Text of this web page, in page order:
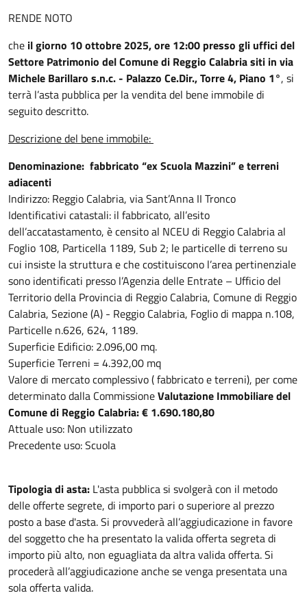
RENDE NOTO
che il giorno 10 ottobre 2025, ore 12:00 presso gli uffici del
Settore Patrimonio del Comune di Reggio Calabria siti in via
Michele Barillaro s.n.c. - Palazzo Ce.Dir., Torre 4, Piano 1°, si
terrà l’asta pubblica per la vendita del bene immobile di
seguito descritto.
Descrizione del bene immobile:
Denominazione: fabbricato “ex Scuola Mazzini” e terreni
adiacenti
Indirizzo: Reggio Calabria, via Sant’Anna II Tronco
Identificativi catastali: il fabbricato, all’esito
dell’accatastamento, è censito al NCEU di Reggio Calabria al
Foglio 108, Particella 1189, Sub 2; le particelle di terreno su
cui insiste la struttura e che costituiscono l’area pertinenziale
sono identificati presso l’Agenzia delle Entrate – Ufficio del
Territorio della Provincia di Reggio Calabria, Comune di Reggio
Calabria, Sezione (A) - Reggio Calabria, Foglio di mappa n.108,
Particelle n.626, 624, 1189.
Superficie Edificio: 2.096,00 mq.
Superficie Terreni = 4.392,00 mq
Valore di mercato complessivo ( fabbricato e terreni), per come
determinato dalla CommissioneValutazione Immobiliare del
Comune di Reggio Calabria: € 1.690.180,80
Attuale uso: Non utilizzato
Precedente uso: Scuola
Tipologia di asta: L'asta pubblica si svolgerà con il metodo
delle offerte segrete, di importo pari o superiore al prezzo
posto a base d'asta. Si provvederà all’aggiudicazione in favore
del soggetto che ha presentato la valida offerta segreta di
importo più alto, non eguagliata da altra valida offerta. Si
procederà all’aggiudicazione anche se venga presentata una
sola offerta valida.